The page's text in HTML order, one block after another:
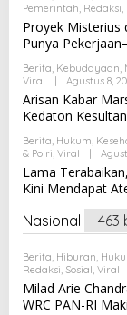
Pemerintah, Redaksi,
Proyek Misterius
Punya
Berita, Kebudayaan,
Viral
Agustus 8,
Arisan Kabar
Kedaton
Berita, Hukum,
& Polri, Viral
Lama
Kini Mendapat
Nasional 463
Berita, Hiburan,
Redaksi, Sosial, Viral
Milad Arie
WRC PAN-RI